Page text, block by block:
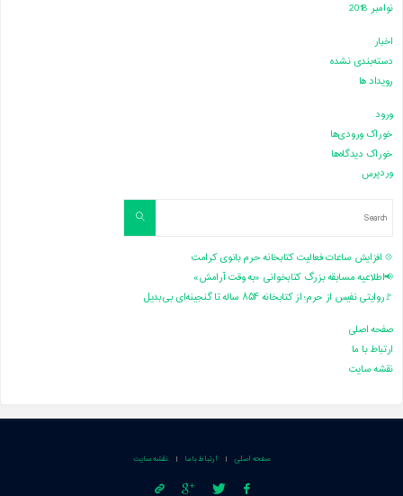
نوامبر 2018
اخبار
دسته‌بندی نشده
رویداد ها
ورود
خوراک ورودی‌ها
خوراک دیدگاه‌ها
وردپرس
Search
💠 افزایش ساعات فعالیت کتابخانه حرم بانوی کرامت
📢اطلاعیه مسابقه بزرگ کتابخوانی «به وقت آرامش»
🚩روایتی نفیس از حرم؛ از کتابخانه ۸۵۴ ساله تا گنجینه‌ای بی‌بدیل
صفحه اصلی
ارتباط با ما
نقشه سایت
صفحه اصلی | ارتباط با ما | نقشه سایت